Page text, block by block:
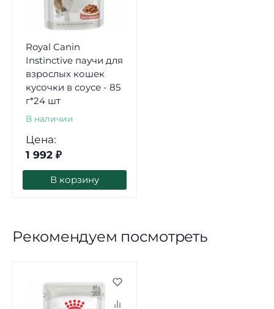
Royal Canin
Instinctive паучи для
взрослых кошек
кусочки в соусе - 85
г*24 шт
В наличии
Цена:
1 992 ₽
В корзину
Рекомендуем посмотреть